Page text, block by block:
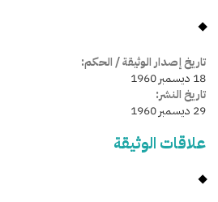
تاريخ إصدار الوثيقة / الحكم:
18 ديسمبر 1960
تاريخ النشر:
29 ديسمبر 1960
علاقات الوثيقة